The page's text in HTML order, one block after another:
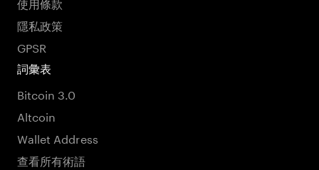
隱私政策
GPSR
詞彙表
Bitcoin 3.0
Altcoin
Wallet Address
查看所有術語